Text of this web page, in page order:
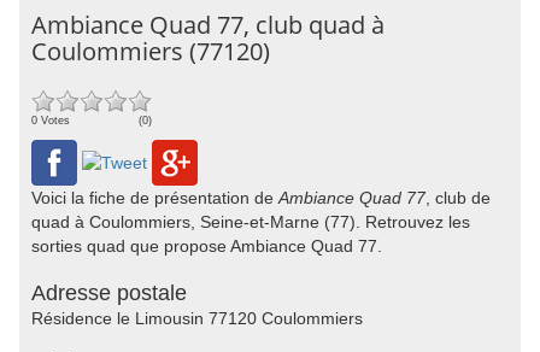
Ambiance Quad 77, club quad à
Coulommiers (77120)
0 Votes (0)
Voici la fiche de présentation de Ambiance Quad 77 , club de
quad à Coulommiers, Seine-et-Marne (77). Retrouvez les
sorties quad que propose Ambiance Quad 77.
Adresse postale
Résidence le Limousin 77120 Coulommiers